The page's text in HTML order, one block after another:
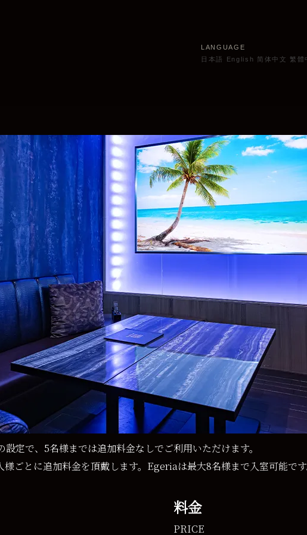
LANGUAGE
日本語
English 简体中文 繁體
定で、5名様までは追加料金なしでご利用いただけます。
ごとに追加料金を頂戴します。Egeriaは最大8名様まで入室可能で
料金
PRICE